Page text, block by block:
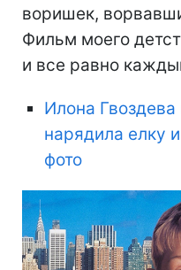
воришек,
Фильм моего
и все равно
Илона
нарядила елку
фото